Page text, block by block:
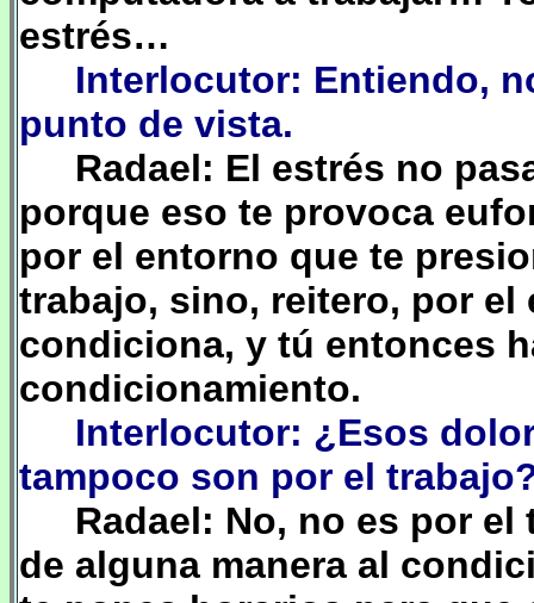
estrés…
Interlocutor: Entiendo,
punto de vista.
Radael: El estrés no
porque eso te provoca
por el entorno que te
trabajo, sino, reitero, por el
condiciona, y tú entonces
condicionamiento.
Interlocutor: ¿Esos
tampoco son por el
Radael: No, no es por
de alguna manera al